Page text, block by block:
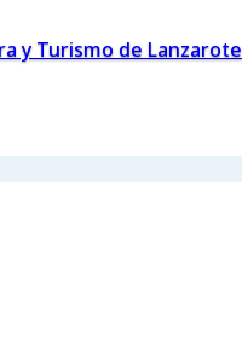
y Turismo de Lanzarote